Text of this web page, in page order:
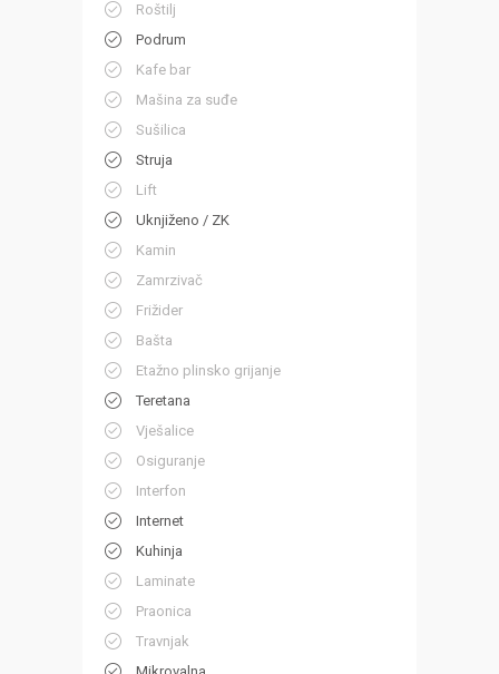
Roštilj
Podrum
Kafe bar
Mašina za suđe
Sušilica
Struja
Lift
Uknjiženo / ZK
Kamin
Zamrzivač
Frižider
Bašta
Etažno plinsko grijanje
Teretana
Vješalice
Osiguranje
Interfon
Internet
Kuhinja
Laminate
Praonica
Travnjak